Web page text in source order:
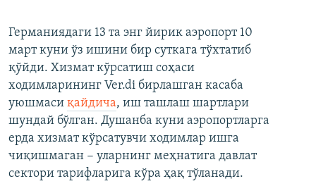
Германиядаги 13 та энг йирик аэропорт 10
март куни ўз ишини бир суткага тўхтатиб
қўйди. Хизмат кўрсатиш соҳаси
ходимларининг Ver.di бирлашган касаба
уюшмаси қайдича, иш ташлаш шартлари
шундай бўлган. Душанба куни аэропортларга
ерда хизмат кўрсатувчи ходимлар ишга
чиқишмаган − уларнинг меҳнатига давлат
сектори тарифларига кўра ҳақ тўланади.